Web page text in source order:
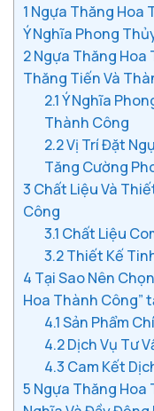
1 Ngựa Thăng Hoa
Ý Nghĩa Phong
2Ngựa Thăng Hoa
Thăng Tiến Và
2.1Ý Nghĩa
Thành Công
2.2Vị Trí Đặt
Tăng Cường
3 Chất Liệu Và
Công
3.1 Chất Liệu
3.2Thiết Kế
4 Tại Sao Nên
Hoa Thành Công”
4.1Sản Phẩm
4.2Dịch Vụ Tư
4.3 Cam Kết
5 Ngựa Thăng Hoa